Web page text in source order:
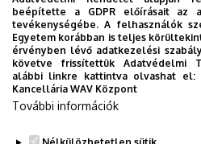
beépítette a GDPR előírásait az
tevékenységébe. A felhasználók
Egyetem korábban is teljes
érvényben lévő adatkezelési
követve frissítettük Adatvédelmi
alábbi linkre kattintva olvashat el:
Kancellária WAV Központ
További információk